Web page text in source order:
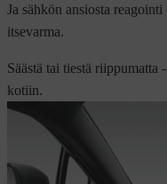
Ja sähkön ansiosta
itsevarma.
Säästä tai tiestä
kotiin.